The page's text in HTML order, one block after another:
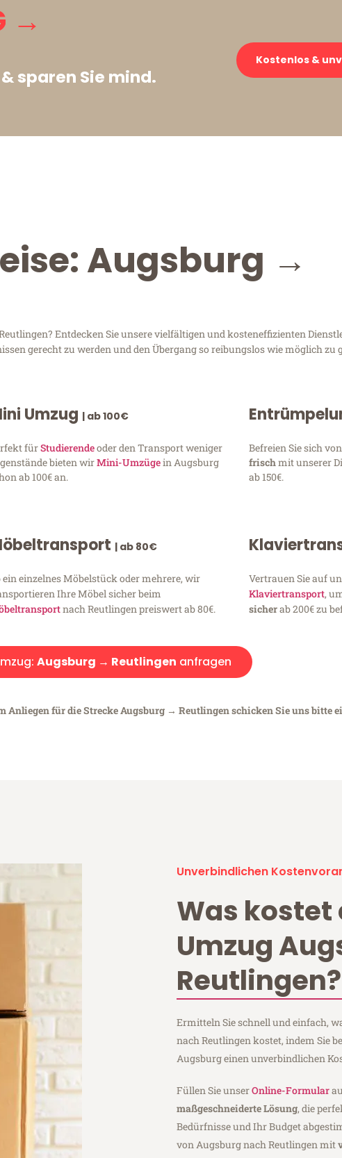
→
& sparen Sie mind.
Kostenlos &
Augsburg →
Entdecken Sie unsere vielfältigen und kosteneffizienten
gerecht zu werden und den Übergang so reibungslos wie möglich zu
Umzug | ab 100€
fürStudierendeoder den Transport weniger
bieten wirMini-Umzügein Augsburg
ab 100€ an.
Befreien Sie sich
frischmit unserer
ab 150€.
| ab 80€
ein einzelnes Möbelstück oder mehrere, wir
Ihre Möbel sicher beim
nach Reutlingen preiswert ab 80€.
Vertrauen Sie auf
Klaviertransport,
sicherab 200€ zu
Augsburg → Reutlingen anfragen
für die Strecke Augsburg → Reutlingen schicken Sie uns bitte
Unverbindlichen
Was kostet
Umzug
Reutlingen?
Ermitteln Sie schnell und einfach,
nach Reutlingen kostet, indem Sie
Augsburg einen unverbindlichen
Füllen Sie unserOnline-Formular
maßgeschneiderte Lösung, die
Bedürfnisse und Ihr Budget
von Augsburg nach Reutlingen mit